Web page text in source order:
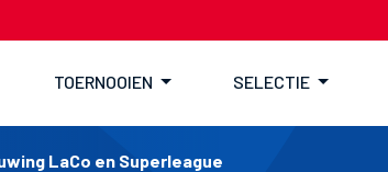
TOERNOOIEN SELECTIE
LaCo en Superleague